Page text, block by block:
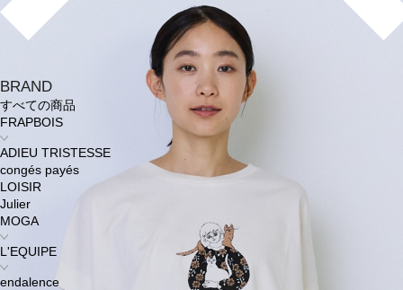
BRAND
すべての商品
FRAPBOIS
ADIEU TRISTESSE
congés payés
LOISIR
Julier
MOGA
L'EQUIPE
endalence